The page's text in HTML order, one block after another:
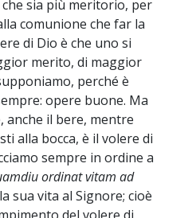
sia più meritorio, per
comunione che far la
di Dio è che uno si
merito, di maggior
perché è
opere buone. Ma
il bere, mentre
alla bocca, è il volere di
sempre in ordine a
ordinat vitam ad
sua vita al Signore; cioè